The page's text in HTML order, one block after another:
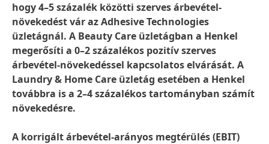
hogy 4–5 százalék közötti szerves árbevétel-
növekedést vár az Adhesive Technologies
üzletágnál. A Beauty Care üzletágban a Henkel
megerősíti a 0–2 százalékos pozitív szerves
árbevétel-növekedéssel kapcsolatos elvárását. A
Laundry & Home Care üzletág esetében a Henkel
továbbra is a 2–4 százalékos tartományban számít
növekedésre.
A korrigált árbevétel-arányos megtérülés (EBIT)